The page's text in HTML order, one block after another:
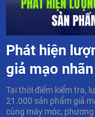
Phát hiện
giả mạo
Tại thời điểm kiểm tra,
21.000 sản phẩm giả
cùng máy móc,